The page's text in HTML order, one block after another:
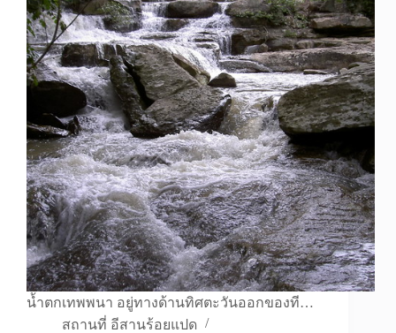
น้ำตกเทพพนา อยู่ทางด้านทิศตะวันออกของที…
สถานที่ อีสานร้อยแปด